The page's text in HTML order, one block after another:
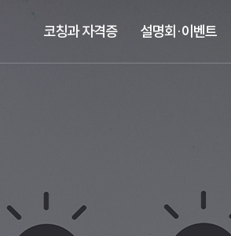
코칭과 자격증 설명회·이벤트